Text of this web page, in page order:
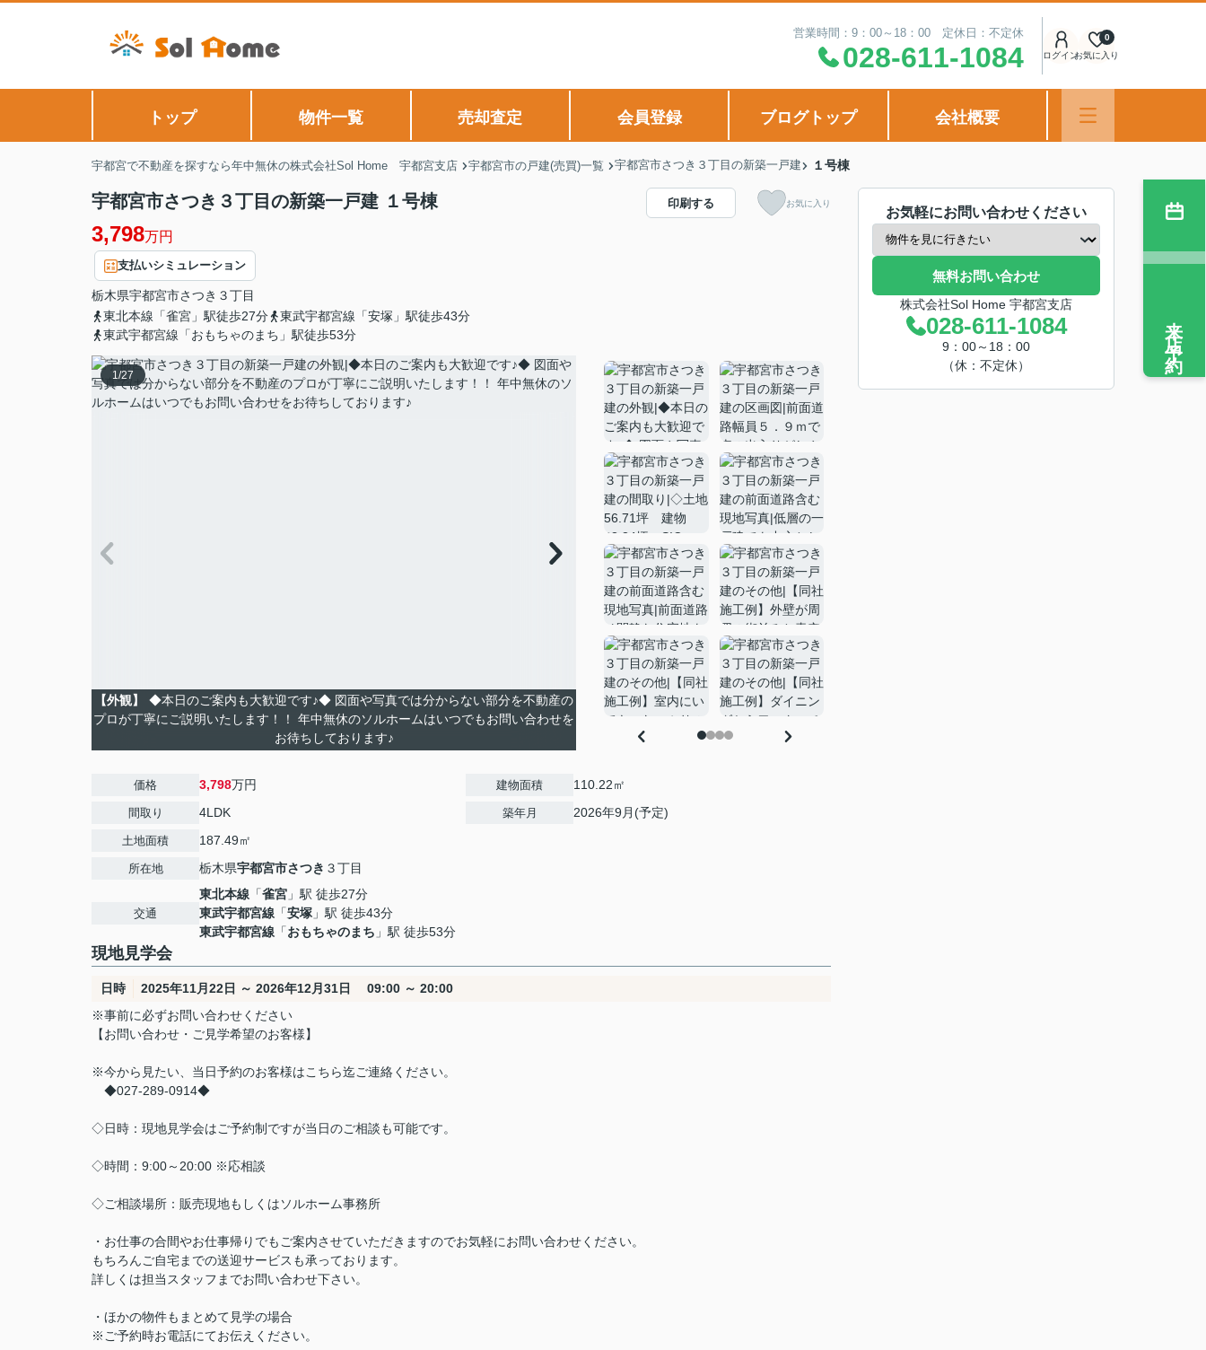
営業時間：9：00～18：00 定休日：不定休
028-611-1084 ログインお気に入り
0
トップ 物件一覧 売却査定 会員登録 ブログトップ 会社概要
宇都宮で不動産を探すなら年中無休の株式会社Sol Home 宇都宮支店 宇都宮市の戸建(売買)一覧 宇都宮市さつき３丁目の新築一戸建 １号棟
宇都宮市さつき３丁目の新築一戸建 １号棟
3,798万円
支払いシミュレーション
栃木県宇都宮市さつき ３丁目
東北本線「雀宮」駅徒歩27分
東武宇都宮線「安塚」駅徒歩43分
東武宇都宮線「おもちゃのまち」駅徒歩53分
印刷する お気に入り
1/27
【外観】
◆本日のご案内も大歓迎です♪◆ 図面や写真では分からない部分を不動産の
プロが丁寧にご説明いたします！！ 年中無休のソルホームはいつでもお問い合わせを
お待ちしております♪
価格 3,798万円
間取り 4LDK
土地面積 187.49㎡
所在地 栃木県宇都宮市さつき ３丁目
交通
東北本線 「雀宮 」駅 徒歩27分
東武宇都宮線 「安塚 」駅 徒歩43分
東武宇都宮線 「おもちゃのまち 」駅 徒歩53分
建物面積 110.22㎡
築年月 2026年9月(予定)
現地見学会
日時
2025年11月22日 ～ 2026年12月31日 09:00 ～ 20:00
※事前に必ずお問い合わせください
【お問い合わせ・ご見学希望のお客様】
※今から見たい、当日予約のお客様はこちら迄ご連絡ください。
◆027-289-0914◆
◇日時：現地見学会はご予約制ですが当日のご相談も可能です。
◇時間：9:00～20:00 ※応相談
◇ご相談場所：販売現地もしくはソルホーム事務所
・お仕事の合間やお仕事帰りでもご案内させていただきますのでお気軽にお問い合わせください。
もちろんご自宅までの送迎サービスも承っております。
詳しくは担当スタッフまでお問い合わせ下さい。
・ほかの物件もまとめて見学の場合
※ご予約時お電話にてお伝えください。
お気軽にお問い合わせください
無料お問い合わせ
株式会社Sol Home 宇都宮支店
028-611-1084
9：00～18：00
（休：不定休）
来店予約